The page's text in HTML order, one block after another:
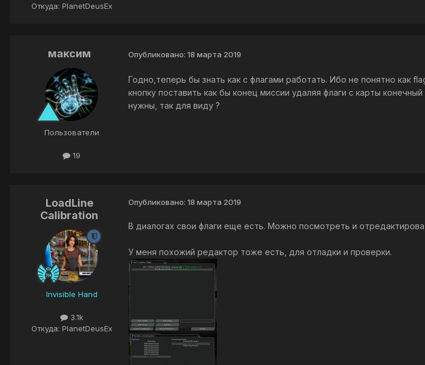
Откуда: PlanetDeusEx
максим
Пользователи
19
Опубликовано: 18 марта 2019
Годно,теперь бы знать как с флагами работать. Ибо не понятно как
кнопку поставить как бы конец миссии удаляя флаги с карты
нужны, так для виду ?
LoadLine
Calibration
Invisible Hand
3.1k
Откуда: PlanetDeusEx
Опубликовано: 18 марта 2019
В диалогах свои флаги еще есть. Можно посмотреть и
У меня похожий редактор тоже есть, для отладки и проверки.